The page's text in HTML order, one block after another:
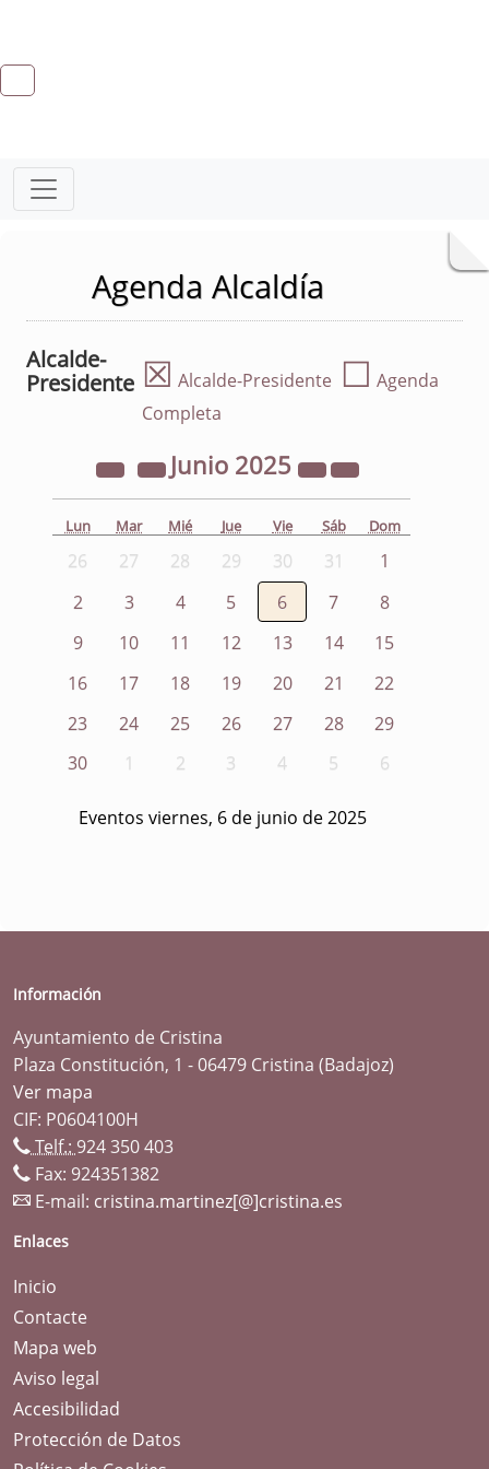
Agenda Alcaldía
Alcalde-
Presidente ☒ Alcalde-Presidente ☐ Agenda
Completa
Junio 2025
Lun Mar Mié Jue Vie Sáb Dom
26 27 28 29 30 31
1
2
3 4 5 6 7
8
9
10 11 12 13 14
15
16
17 18 19 20 21
22
23
24 25 26 27 28
29
30
1 2 3 4 5 6
Eventos viernes, 6 de junio de 2025
Información
Ayuntamiento de Cristina
Plaza Constitución, 1 - 06479 Cristina (Badajoz)
Ver mapa
CIF: P0604100H
Telf.: 924 350 403
Fax: 924351382
E-mail: cristina.martinez[@]cristina.es
Enlaces
Inicio
Contacte
Mapa web
Aviso legal
Accesibilidad
Protección de Datos